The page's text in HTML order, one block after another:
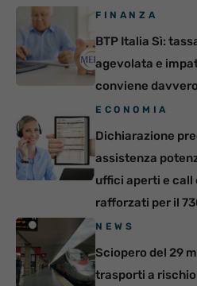
FINANZA
BTP Italia Sì:
agevolata e
conviene
ECONOMIA
Dichiarazione
assistenza
uffici aperti e call
rafforzati per il
NEWS
Sciopero del 29
trasporti a